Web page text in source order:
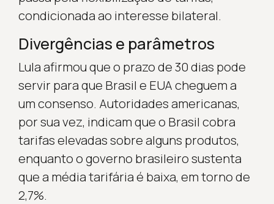
condicionada ao interesse bilateral.
Divergências e parâmetros
Lula afirmou que o prazo de 30 dias pode
servir para que Brasil e EUA cheguem a
um consenso. Autoridades americanas,
por sua vez, indicam que o Brasil cobra
tarifas elevadas sobre alguns produtos,
enquanto o governo brasileiro sustenta
que a média tarifária é baixa, em torno de
2,7%.